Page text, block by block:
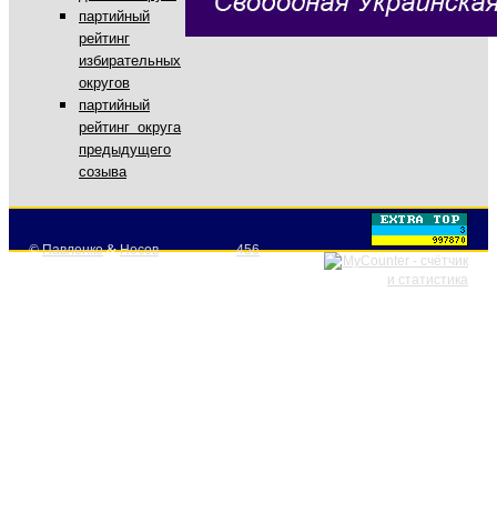
партийный
рейтинг
избирательных
округов
партийный
рейтинг округа
предыдущего
созыва
©Павленко&Носов 456